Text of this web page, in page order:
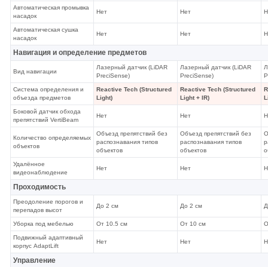
Автоматическая промывка
насадок
Нет Нет
Автоматическая сушка
насадок
Нет Нет
Навигация и определение предметов
Вид навигации
Лазерный датчик (LiDAR
PreciSense)
Лазерный датчик (LiDAR
PreciSense)
Система определения и
объезда предметов
Reactive Tech (Structured
Light)
Reactive Tech (Structured
Light + IR)
Боковой датчик обхода
препятствий VertiBeam
Нет Нет
Количество определяемых
объектов
Объезд препятствий без
распознавания типов
объектов
Объезд препятствий без
распознавания типов
объектов
Удалённое
видеонаблюдение
Нет Нет
Проходимость
Преодоление порогов и
перепадов высот
До 2 см До 2 см
Уборка под мебелью От 10.5 см От 10 см
Подвижный адаптивный
корпус AdaptLift
Нет Нет
Управление